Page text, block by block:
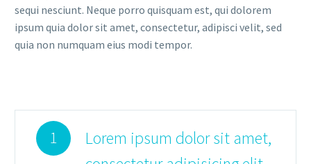
sequi nesciunt. Neque porro quisquam est, qui dolorem
ipsum quia dolor sit amet, consectetur, adipisci velit, sed
quia non numquam eius modi tempor.
1
Lorem ipsum dolor sit amet,